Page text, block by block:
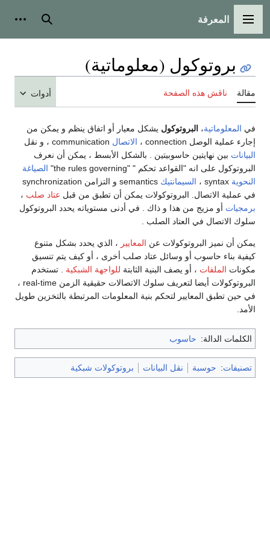
القائمة الرئيسية
المعرفة بحث
بروتوكول (معلوماتية)
مقالة ناقش هذه الصفحة أدوات
في المعلوماتية، البروتوكول يشكل معيار أو اتفاق ينظم و يمكن من
إجارء عملية الوصل connection ،
الاتصال
البيانات بين نهايتين حاسوبيتين . بالشكل الأبسط ، يمكن أن نعرف
البروتوكول على انه "القواعد تحكم " "the rules governing"
الصياغة
النحوية
السيمانتيك
semantics و التزامن synchronization
في عملية الاتصال. البروتوكولات يمكن أن تطبق من قبل عتاد صلب ،
برمجيات أو مزيج من هذا و ذاك . في أدنى مستوياته يحدد البروتوكول
سلوك الاتصال في العتاد الصلب .
يمكن أن نميز البروتوكولات عن المعايير ، الذي يحدد بشكل متنوع
كيفية بناء حاسوب أو وسائل عتاد صلب أخرى ، أو كيف يتم تنسيق
مكونات الملفات ، أو يصف البنية الثابتة للواجهة الشبكية . تستخدم
البروتوكولات أيضا لتعريف سلوك الاتصالات حقيقية الزمن real-time ،
في حين تطبق المعايير لتحكم بنية المعلومات المرتبطة بالتخزين طويل
الأمد.
الكلمات الدالة: حاسوب
تصنيفات: حوسبة نقل البيانات بروتوكولات شبكية